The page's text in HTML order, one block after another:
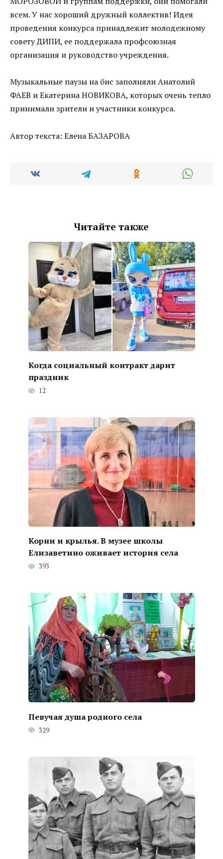
всем. У нас хороший дружный коллектив! Идея
проведения конкурса принадлежит молодежному
совету ДИПИ, ее поддержала профсоюзная
организация и руководство учреждения.
Музыкальные паузы на бис заполняли Анатолий
ФАЕВ и Екатерина НОВИКОВА, которых очень тепло
принимали зрители и участники конкурса.
Автор текста: Елена БАЗАРОВА
Читайте также
Когда социальный контракт дарит
праздник
12
Корни и крылья. В музее школы
Елизаветино оживает история села
393
Певучая душа родного села
329